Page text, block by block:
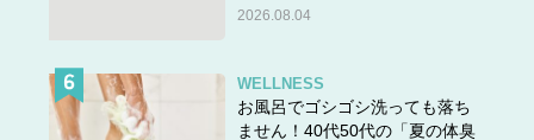
ら、父は
集して見ていたのでした（笑）！ 父にとっては、久しぶ
りに家族４人で外出し、ワーワー騒いだのが楽しいイベン
2026.08.04
WELLNESS
お風呂でゴシゴシ洗っても落ち
ません！40代50代の「夏の体臭